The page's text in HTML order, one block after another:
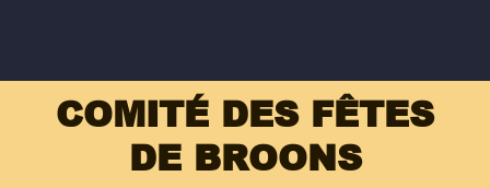
COMITÉ DES FÊTES
DE BROONS